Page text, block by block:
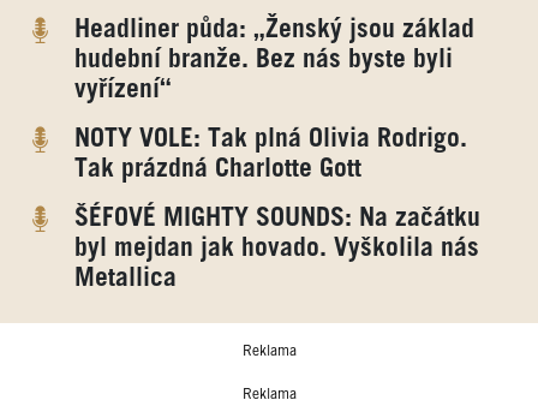
Headliner půda: „Ženský jsou základ
hudební branže. Bez nás byste byli
vyřízení“
NOTY VOLE: Tak plná Olivia Rodrigo.
Tak prázdná Charlotte Gott
ŠÉFOVÉ MIGHTY SOUNDS: Na začátku
byl mejdan jak hovado. Vyškolila nás
Metallica
Reklama
Reklama